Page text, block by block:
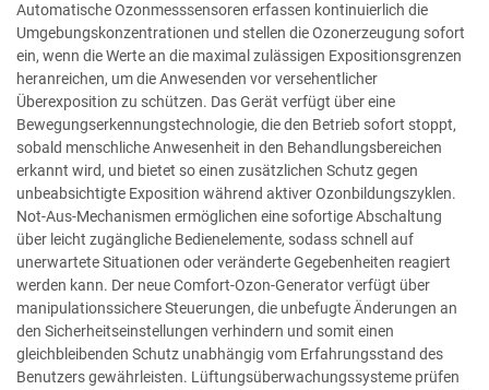
Automatische Ozonmesssensoren erfassen kontinuierlich die
Umgebungskonzentrationen und stellen die Ozonerzeugung sofort
ein, wenn die Werte an die maximal zulässigen Expositionsgrenzen
heranreichen, um die Anwesenden vor versehentlicher
Überexposition zu schützen. Das Gerät verfügt über eine
Bewegungserkennungstechnologie, die den Betrieb sofort stoppt,
sobald menschliche Anwesenheit in den Behandlungsbereichen
erkannt wird, und bietet so einen zusätzlichen Schutz gegen
unbeabsichtigte Exposition während aktiver Ozonbildungszyklen.
Not-Aus-Mechanismen ermöglichen eine sofortige Abschaltung
über leicht zugängliche Bedienelemente, sodass schnell auf
unerwartete Situationen oder veränderte Gegebenheiten reagiert
werden kann. Der neue Comfort-Ozon-Generator verfügt über
manipulationssichere Steuerungen, die unbefugte Änderungen an
den Sicherheitseinstellungen verhindern und somit einen
gleichbleibenden Schutz unabhängig vom Erfahrungsstand des
Benutzers gewährleisten. Lüftungsüberwachungssysteme prüfen